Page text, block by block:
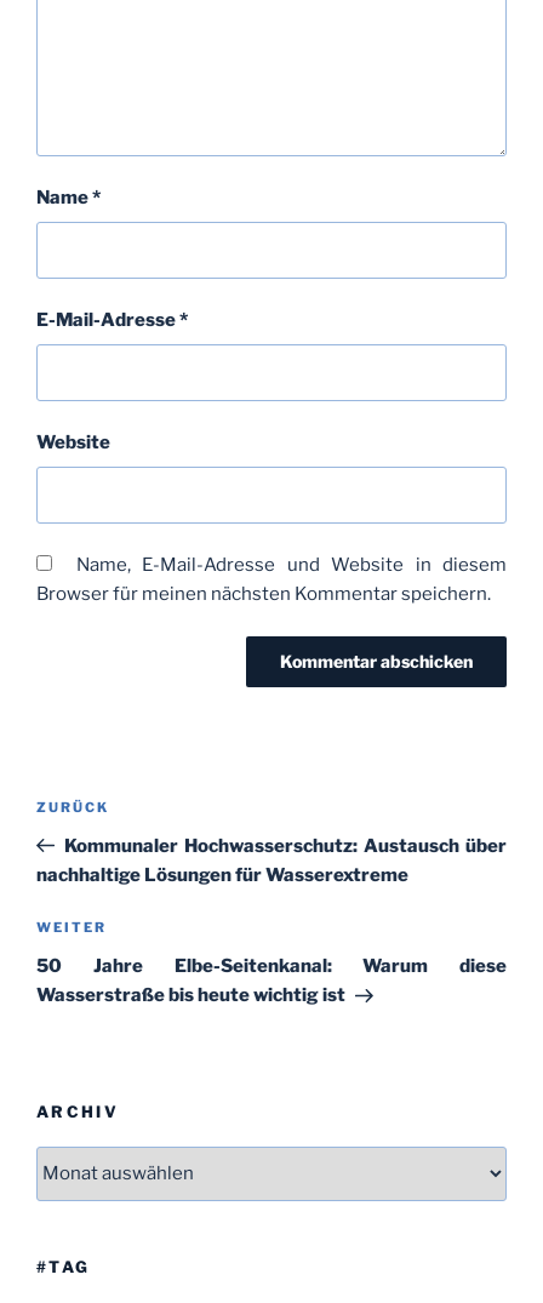
Name*
E-Mail-Adresse*
Website
Name, E-Mail-Adresse und Website in diesem
Browser für meinen nächsten Kommentar speichern.
Beitragsnavigation
Vorheriger
Beitrag
ZURÜCK
Kommunaler Hochwasserschutz: Austausch über
nachhaltige Lösungen für Wasserextreme
Nächster
Beitrag
WEITER
50 Jahre Elbe-Seitenkanal: Warum diese
Wasserstraße bis heute wichtig ist
ARCHIV
#TAG